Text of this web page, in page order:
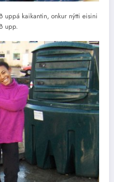
kaikantin, onkur nýtti eisini
upp.